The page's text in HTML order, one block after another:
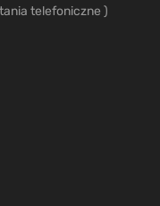
telefoniczne )